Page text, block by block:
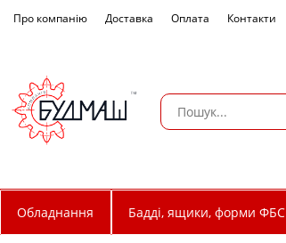
Про компанію Доставка Оплата Контакти
Обладнання Бадді, ящики, форми ФБС